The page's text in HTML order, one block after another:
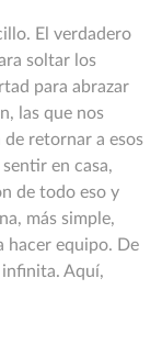
El verdadero
soltar los
para abrazar
las que nos
retornar a esos
en casa,
de todo eso y
más simple,
hacer equipo. De
Aquí,